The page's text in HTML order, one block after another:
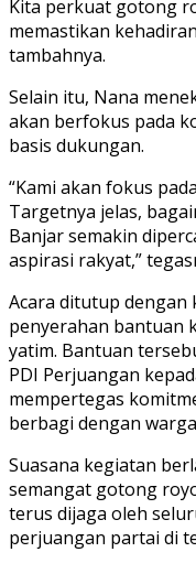
Kita perkuat gotong
memastikan
tambahnya.
Selain itu, Nana
akan berfokus pada
basis dukungan.
“Kami akan fokus
Targetnya jelas,
Banjar semakin
aspirasi rakyat,”
Acara ditutup dengan
penyerahan bantuan
yatim. Bantuan
PDI Perjuangan
mempertegas
berbagi dengan
Suasana kegiatan
semangat gotong
terus dijaga oleh
perjuangan partai di